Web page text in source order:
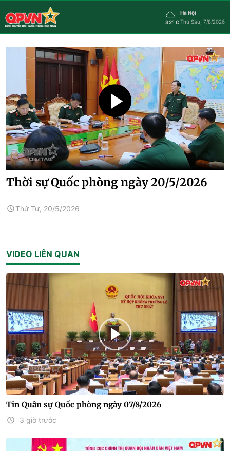
32° C
Hà Nội
Thứ Sáu, 7/8/2026
Thời sự Quốc phòng ngày 20/5/2026
Thứ Tư, 20/5/2026
VIDEO LIÊN QUAN
Tin Quân sự Quốc phòng ngày 07/8/2026
3 giờ trước